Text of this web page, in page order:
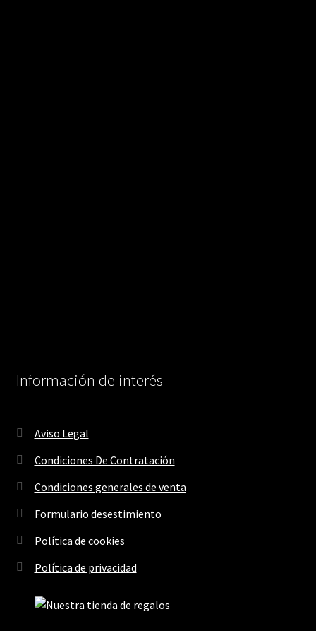
Información de interés
Aviso Legal
Condiciones De Contratación
Condiciones generales de venta
Formulario desestimiento
Política de cookies
Política de privacidad